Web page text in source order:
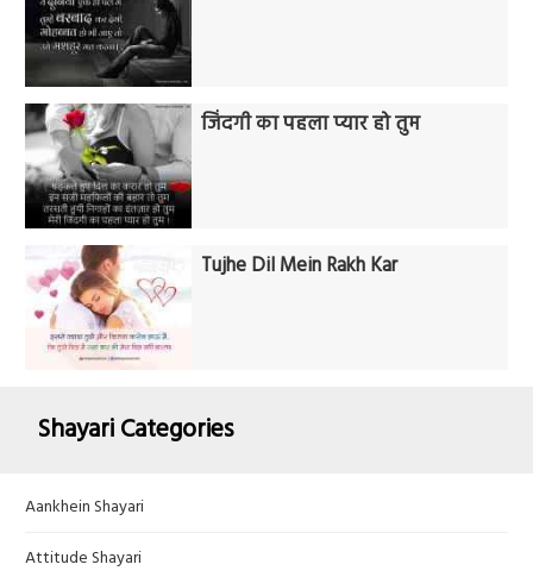
जिंदगी का पहला प्यार हो तुम
Tujhe Dil Mein Rakh Kar
Shayari Categories
Aankhein Shayari
Attitude Shayari